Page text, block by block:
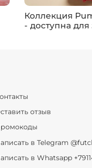
Коллекция
- доступна для
отзыв
в Telegram
в Whatsapp